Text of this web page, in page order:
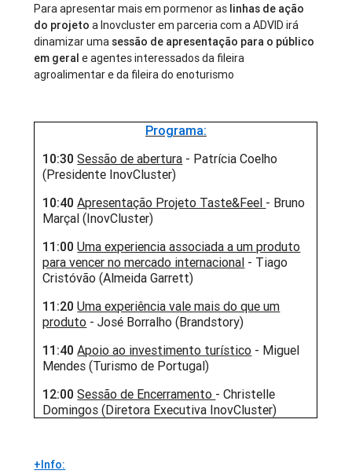
Para apresentar mais em pormenor as linhas de ação
do projeto a Inovcluster em parceria com a ADVID irá
dinamizar umasessão de apresentação para o público
em geral e agentes interessados da fileira
agroalimentar e da fileira do enoturismo
Programa:
10:30 Sessão de abertura - Patrícia Coelho
(Presidente InovCluster)
10:40Apresentação Projeto Taste&Feel - Bruno
Marçal (InovCluster)
11:00 Uma experiencia associada a um produto
para vencer no mercado internacional - Tiago
Cristóvão (Almeida Garrett)
11:20 Uma experiência vale mais do que um
produto - José Borralho (Brandstory)
11:40Apoio ao investimento turístico - Miguel
Mendes (Turismo de Portugal)
12:00Sessão de Encerramento - Christelle
Domingos (Diretora Executiva InovCluster)
+Info: